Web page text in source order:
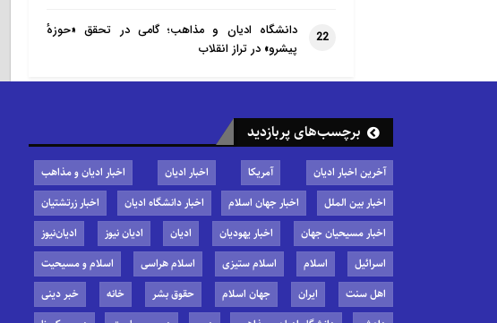
22
دانشگاه ادیان و مذاهب؛ گامی در تحقق «حوزهٔ
پیشرو» در تراز انقلاب
برچسب‌های پربازدید
آخرین اخبار ادیان آمریکا اخبار ادیان
اخبار ادیان و مذاهب
اخبار بین الملل
اخبار جهان اسلام اخبار دانشگاه ادیان
اخبار زرتشتیان
اخبار مسیحیان جهان
اخبار یهودیان ادیان ادیان نیوز
ادیان‌نیوز
اسرائیل
اسلام اسلام ستیزی اسلام هراسی
اسلام و مسیحیت
اهل سنت
ایران جهان اسلام حقوق بشر خانه
خبر دینی